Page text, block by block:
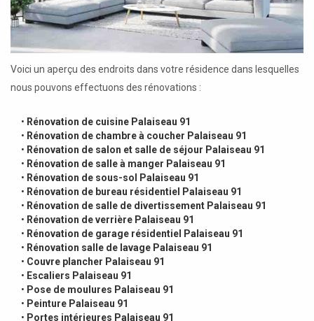
Voici un aperçu des endroits dans votre résidence dans lesquelles
nous pouvons effectuons des rénovations :
• Rénovation de cuisine Palaiseau 91
• Rénovation de chambre à coucher Palaiseau 91
• Rénovation de salon et salle de séjour Palaiseau 91
• Rénovation de salle à manger Palaiseau 91
• Rénovation de sous-sol Palaiseau 91
• Rénovation de bureau résidentiel Palaiseau 91
• Rénovation de salle de divertissement Palaiseau 91
• Rénovation de verrière Palaiseau 91
• Rénovation de garage résidentiel Palaiseau 91
• Rénovation salle de lavage Palaiseau 91
• Couvre plancher Palaiseau 91
• Escaliers Palaiseau 91
• Pose de moulures Palaiseau 91
• Peinture Palaiseau 91
• Portes intérieures Palaiseau 91